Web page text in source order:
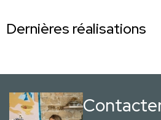
Dernières réalisations